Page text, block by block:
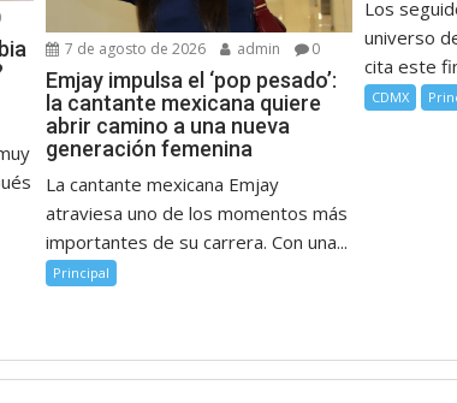
7 de agosto de 2026 admin 0
Emjay impulsa el ‘pop pesado’:
la cantante mexicana quiere
abrir camino a una nueva
generación femenina
La cantante mexicana Emjay
atraviesa uno de los momentos más
importantes de su carrera. Con una...
Principal
Los
universo
cita este
CDMX